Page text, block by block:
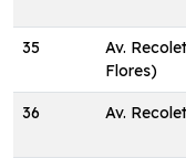
35
Av.
Flores)
36 Av.